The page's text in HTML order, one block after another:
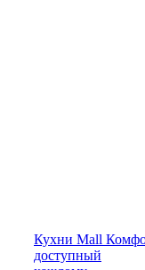
Кухни Mall
доступный